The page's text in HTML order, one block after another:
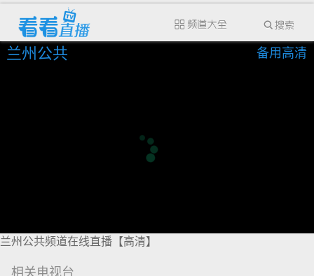
兰州公共 备用高清
兰州公共频道在线直播【高清】
相关电视台